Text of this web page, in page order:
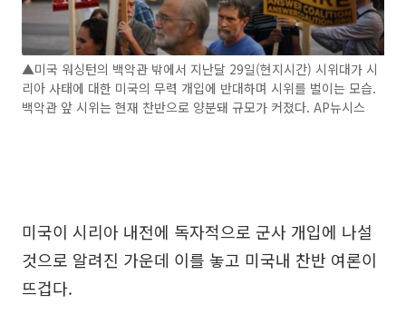
▲미국 워싱턴의 백악관 밖에서 지난달 29일(현지시간) 시위대가 시
리아 사태에 대한 미국의 무력 개입에 반대하며 시위를 벌이는 모습.
백악관 앞 시위는 현재 찬반으로 양분돼 규모가 커졌다. AP뉴시스
미국이 시리아 내전에 독자적으로 군사 개입에 나설
것으로 알려진 가운데 이를 놓고 미국내 찬반 여론이
뜨겁다.